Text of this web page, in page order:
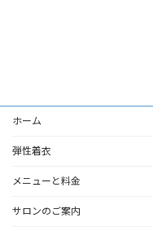
ホーム
弾性着衣
メニューと料金
サロンのご案内